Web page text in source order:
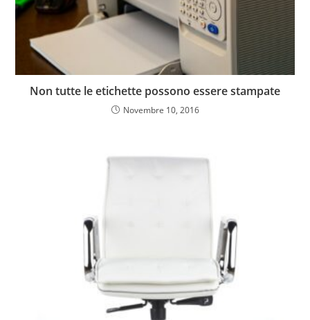
Non tutte le etichette possono essere stampate
Novembre 10, 2016